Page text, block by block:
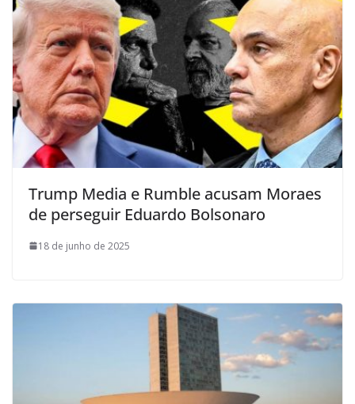
Trump Media e Rumble acusam Moraes
de perseguir Eduardo Bolsonaro
18 de junho de 2025